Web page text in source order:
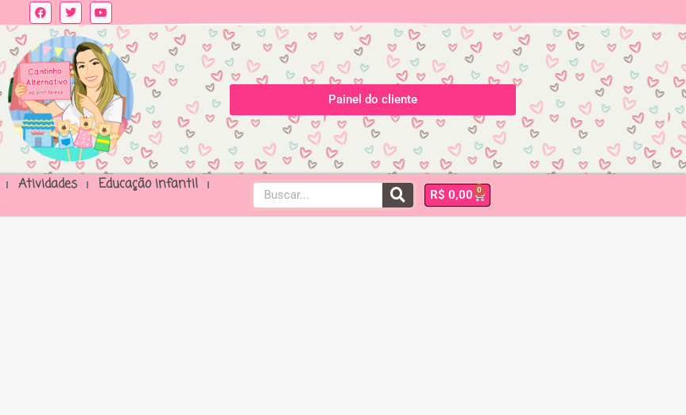
Painel do cliente
Atividades
Educação infantil
R$ 0,00 0